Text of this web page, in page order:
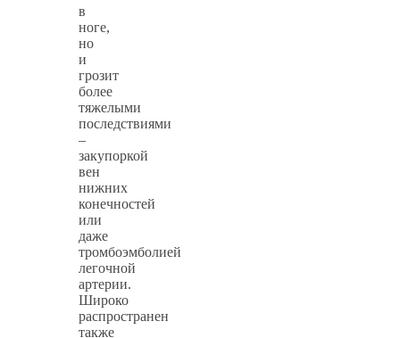
в
ноге,
но
и
грозит
более
тяжелыми
последствиями
–
закупоркой
вен
нижних
конечностей
или
даже
тромбоэмболией
легочной
артерии.
Широко
распространен
также